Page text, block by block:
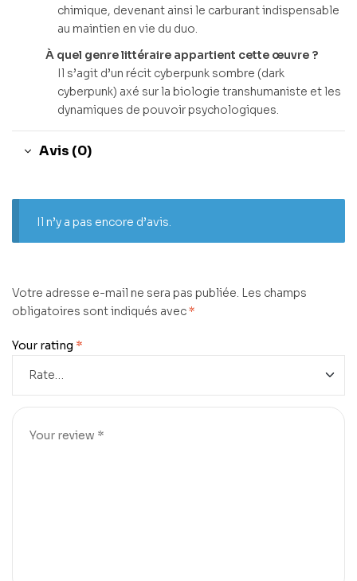
chimique, devenant ainsi le carburant indispensable
au maintien en vie du duo.
À quel genre littéraire appartient cette œuvre ?
Il s’agit d’un récit cyberpunk sombre (dark
cyberpunk) axé sur la biologie transhumaniste et les
dynamiques de pouvoir psychologiques.
Avis (0)
Il n’y a pas encore d’avis.
Votre adresse e-mail ne sera pas publiée. Les champs
obligatoires sont indiqués avec*
Your rating *